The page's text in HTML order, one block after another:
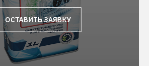
ОСТАВИТЬ ЗАЯВКУ